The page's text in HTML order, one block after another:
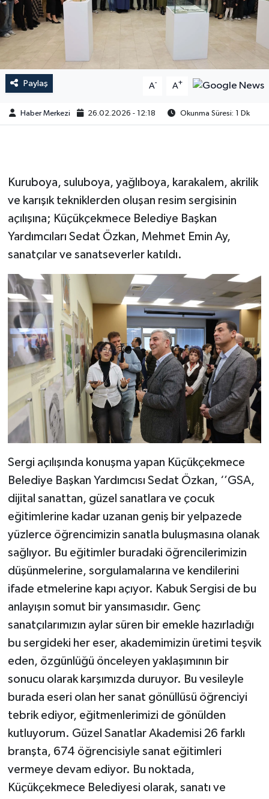
Paylaş A- A+
Haber Merkezi 26.02.2026 - 12:18 Okunma Süresi: 1 Dk
Kuruboya, suluboya, yağlıboya, karakalem, akrilik
ve karışık tekniklerden oluşan resim sergisinin
açılışına; Küçükçekmece Belediye Başkan
Yardımcıları Sedat Özkan, Mehmet Emin Ay,
sanatçılar ve sanatseverler katıldı.
Sergi açılışında konuşma yapan Küçükçekmece
Belediye Başkan Yardımcısı Sedat Özkan, ‘’GSA,
dijital sanattan, güzel sanatlara ve çocuk
eğitimlerine kadar uzanan geniş bir yelpazede
yüzlerce öğrencimizin sanatla buluşmasına olanak
sağlıyor. Bu eğitimler buradaki öğrencilerimizin
düşünmelerine, sorgulamalarına ve kendilerini
ifade etmelerine kapı açıyor. Kabuk Sergisi de bu
anlayışın somut bir yansımasıdır. Genç
sanatçılarımızın aylar süren bir emekle hazırladığı
bu sergideki her eser, akademimizin üretimi teşvik
eden, özgünlüğü önceleyen yaklaşımının bir
sonucu olarak karşımızda duruyor. Bu vesileyle
burada eseri olan her sanat gönüllüsü öğrenciyi
tebrik ediyor, eğitmenlerimizi de gönülden
kutluyorum. Güzel Sanatlar Akademisi 26 farklı
branşta, 674 öğrencisiyle sanat eğitimleri
vermeye devam ediyor. Bu noktada,
Küçükçekmece Belediyesi olarak, sanatı ve